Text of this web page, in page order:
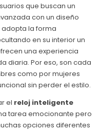
que buscan un
con un diseño
adopta la forma
en su interior un
una experiencia
diaria. Por eso, son cada
como por mujeres
sin perder el estilo.
el reloj inteligente
tarea emocionante pero
opciones diferentes